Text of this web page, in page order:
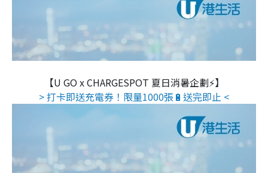
【U GO x CHARGESPOT 夏日消暑企劃⚡】
> 打卡即送充電券！限量1000張🔋送完即止 <